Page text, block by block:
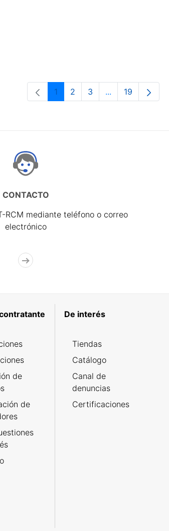
Página
1 Página
2 Página
3 ...PáginasPágina
19
CONTACTO
RCM mediante teléfono o correo
electrónico
de
de
De interés
Tiendas
Catálogo
Canal de
denuncias
Certificaciones